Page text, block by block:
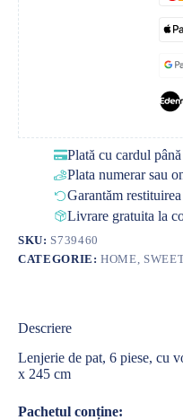
Plată cu cardul
Plata numerar sau
Garantăm
Livrare gratuita la
SKU: S739460
CATEGORIE:HOME,
Descriere
Lenjerie de pat, 6 piese, cu
x 245 cm
Pachetul conține: